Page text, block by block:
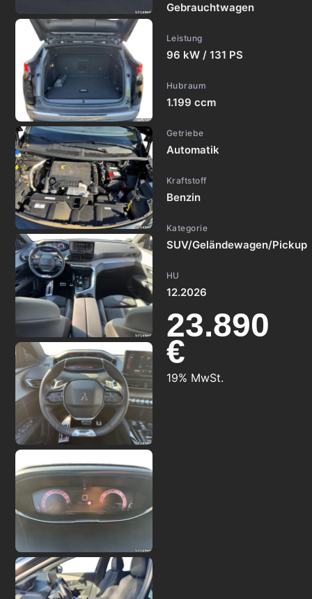
Gebrauchtwagen
Leistung
96 kW / 131 PS
Hubraum
1.199 ccm
Getriebe
Automatik
Kraftstoff
Benzin
Kategorie
SUV/Geländewagen/Pickup
HU
12.2026
23.890
€
19% MwSt.